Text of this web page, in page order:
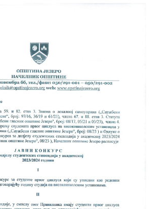
načelnika
SKUPŠTINA
vijeće opštine jezero